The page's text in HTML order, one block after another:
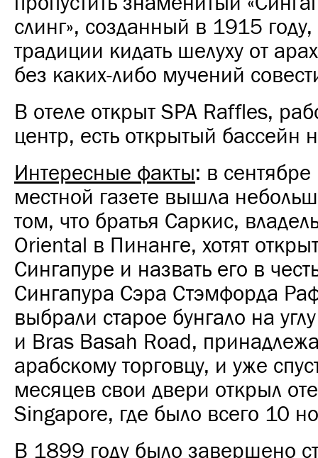
слинг», созданный в 1915
традиции кидать шелуху от
без каких-либо мучений
В отеле открыт SPA Raffles,
центр, есть открытый бассейн
Интересные факты: в
местной газете вышла
том, что братья Саркис,
Oriental в Пинанге, хотят
Сингапуре и назвать его в
Сингапура Сэра Стэмфорда
выбрали старое бунгало на
и Bras Basah Road,
арабскому торговцу, и уже
месяцев свои двери открыл
Singapore, где было всего 10
В 1899 году было завершено